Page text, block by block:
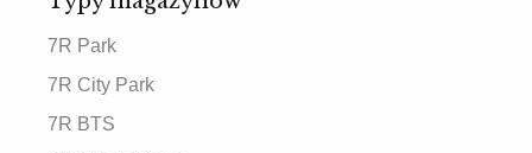
7R Park
7R City Park
7R BTS